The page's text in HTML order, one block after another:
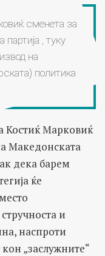
сменета за
партија , туку
на
политика
Костиќ Марковиќ
Македонската
дека барем
ќе
и
наспроти
„заслужните“